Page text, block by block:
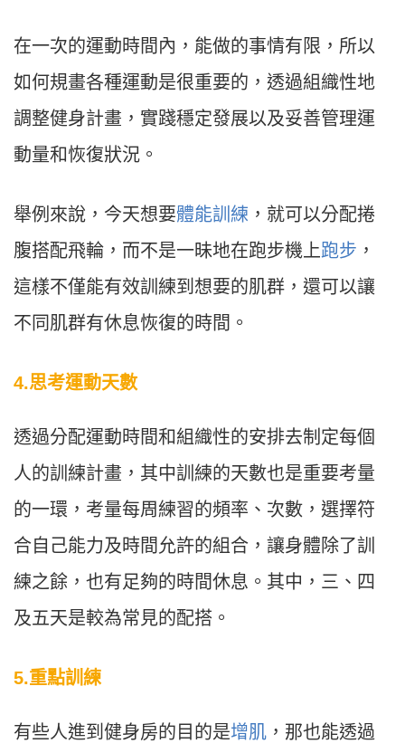
在一次的運動時間內，能做的事情有限，所以
如何規畫各種運動是很重要的，透過組織性地
調整健身計畫，實踐穩定發展以及妥善管理運
動量和恢復狀況。
舉例來說，今天想要體能訓練 ，就可以分配捲
腹搭配飛輪，而不是一昧地在跑步機上跑步 ，
這樣不僅能有效訓練到想要的肌群，還可以讓
不同肌群有休息恢復的時間。
4.思考運動天數
透過分配運動時間和組織性的安排去制定每個
人的訓練計畫，其中訓練的天數也是重要考量
的一環，考量每周練習的頻率、次數，選擇符
合自己能力及時間允許的組合，讓身體除了訓
練之餘，也有足夠的時間休息。其中，三、四
及五天是較為常見的配搭。
5.重點訓練
有些人進到健身房的目的是增肌 ，那也能透過